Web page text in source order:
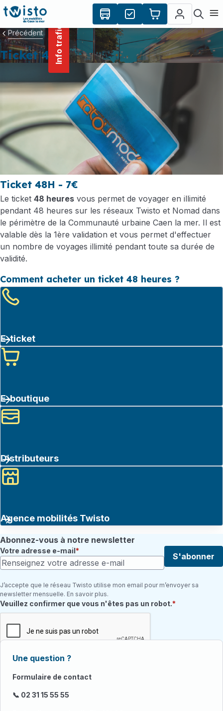
principal
Info trafic
Précédent
Ticket 48H
Ticket 48H - 7€
Le ticket 48 heures vous permet de voyager en illimité
pendant 48 heures sur les réseaux Twisto et Nomad dans
le périmètre de la Communauté urbaine Caen la mer. Il est
valable dès la 1ère validation et vous permet d'effectuer
un nombre de voyages illimité pendant toute sa durée de
validité.
Comment acheter un ticket 48 heures ?
E-ticket
E-boutique
Distributeurs
Agence mobilités Twisto
Abonnez-vous à notre newsletter
Votre adresse e-mail
S'abonner
J’accepte que le réseau Twisto utilise mon email pour m’envoyer sa
newsletter mensuelle. En savoir plus.
Champ requis
Veuillez confirmer que vous n'êtes pas un robot.
Une question ?
Formulaire de contact
📞 02 31 15 55 55
Panneau de gestion des cookies